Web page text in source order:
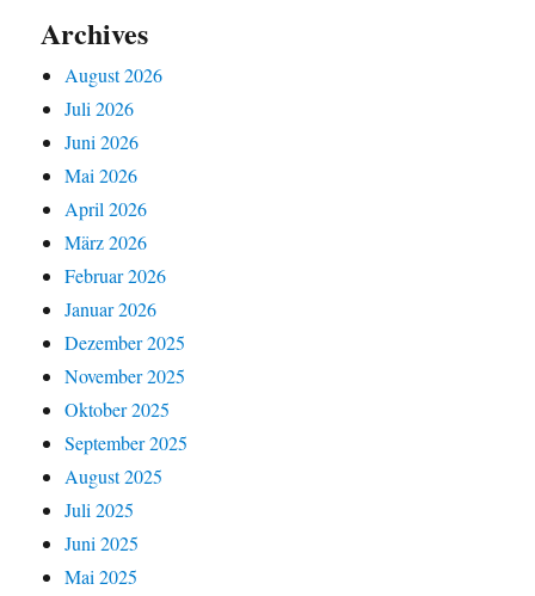
Archives
August 2026
Juli 2026
Juni 2026
Mai 2026
April 2026
März 2026
Februar 2026
Januar 2026
Dezember 2025
November 2025
Oktober 2025
September 2025
August 2025
Juli 2025
Juni 2025
Mai 2025